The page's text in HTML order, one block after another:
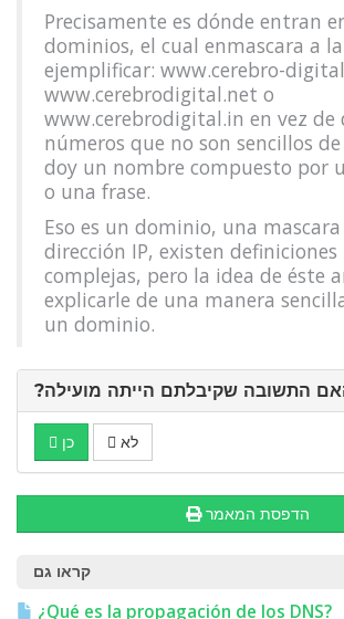
Precisamente es dónde entran
dominios, el cual enmascara a
ejemplificar: www.cerebro-
www.cerebrodigital.net o
www.cerebrodigital.in en vez de
números que no son sencillos
doy un nombre compuesto por
o una frase.
Eso es un dominio, una
dirección IP, existen definiciones
complejas, pero la idea de éste
explicarle de una manera
un dominio.
התשובה שקיבלתם הייתה מועילה
כן לא
הדפסת המאמר
קראו גם
¿Qué es la propagación de los DNS?